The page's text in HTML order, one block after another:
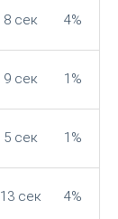
8 сек 4%
9 сек 1%
5 сек 1%
13 сек 4%